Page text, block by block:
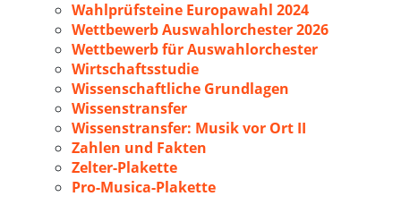
Wahlprüfsteine Europawahl 2024
Wettbewerb Auswahlorchester 2026
Wettbewerb für Auswahlorchester
Wirtschaftsstudie
Wissenschaftliche Grundlagen
Wissenstransfer
Wissenstransfer: Musik vor Ort II
Zahlen und Fakten
Zelter-Plakette
Pro-Musica-Plakette